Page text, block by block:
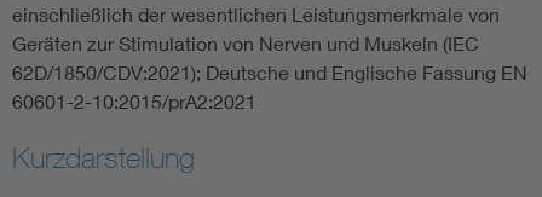
Circular Economy für mehr Ressourceneffizienz
Cybersecurity in der Industrieautomatisierung
DIN VDE 0100 für sichere Elektroinstallationen
einschließlich der wesentlichen Leistungsmerkmale von
Geräten zur Stimulation von Nerven und Muskeln (IEC
62D/1850/CDV:2021); Deutsche und Englische Fassung EN
60601-2-10:2015/prA2:2021
Kurzdarstellung